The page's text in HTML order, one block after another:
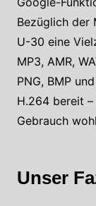
Bezüglich der
U-30 eine
MP3, AMR,
PNG, BMP
H.264 bereit
Gebrauch
Unser